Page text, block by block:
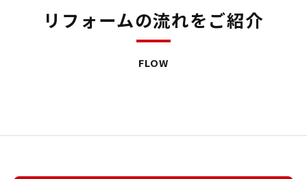
リフォームの流れをご紹介
FLOW